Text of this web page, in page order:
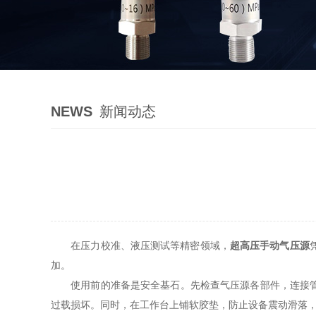
NEWS 新闻动态
在压力校准、液压测试等精密领域， 超高压手动气压源
加。
使用前的准备是安全基石。先检查气压源各部件，连接
过载损坏。同时，在工作台上铺软胶垫，防止设备震动滑落